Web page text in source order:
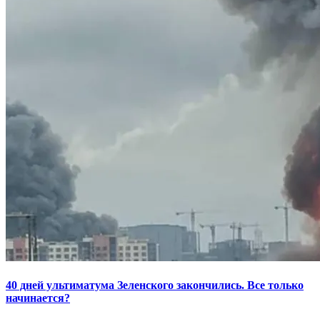
40 дней ультиматума Зеленского закончились. Все только
начинается?